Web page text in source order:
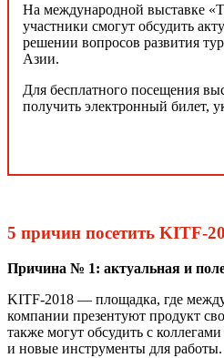
На международной выставке
участники смогут обсудить
решении вопросов развития
Азии.
Для бесплатного посещения
получить электронный билет,
5 причин посетить KITF-
Причина № 1: актуальная и
KITF-2018 ― площадка, где
компании презентуют продукт
также могут обсудить с
и новые инструменты для работы.